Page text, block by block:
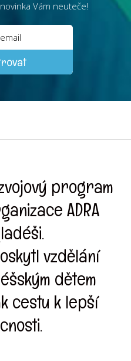
Vám neuteče!
program
ADRA
vzdělání
dětem
cestu k lepší